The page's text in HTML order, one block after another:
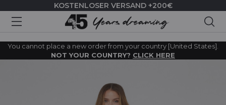
KOSTENLOSER VERSAND +200€
You cannot place a new order from your country [United States].
NOT YOUR COUNTRY? CLICK HERE